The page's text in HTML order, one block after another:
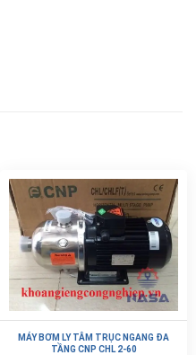
MÁY BƠM LY TÂM TRỤC NGANG ĐA
TẦNG CNP CHL 2-60